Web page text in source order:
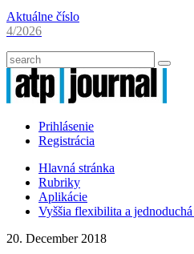
Aktuálne číslo
4/2026
Prihlásenie
Registrácia
Hlavná stránka
Rubriky
Aplikácie
Vyššia flexibilita a
20. December 2018